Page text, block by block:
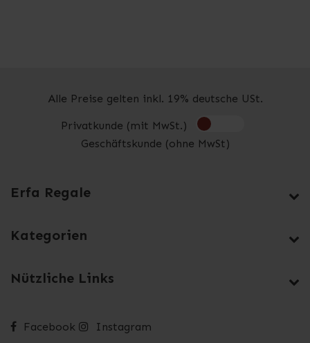
Alle Preise gelten inkl. 19% deutsche USt.
Privatkunde (mit MwSt.)
Geschäftskunde (ohne MwSt)
Erfa Regale
Kategorien
Nützliche Links
Facebook Instagram